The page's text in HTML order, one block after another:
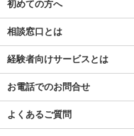
初めての方へ
相談窓口とは
経験者向けサービスとは
お電話でのお問合せ
よくあるご質問